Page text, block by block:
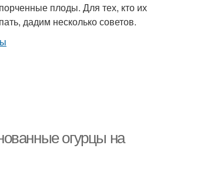
плоды. Для тех, кто их
дадим несколько советов.
огурцы на